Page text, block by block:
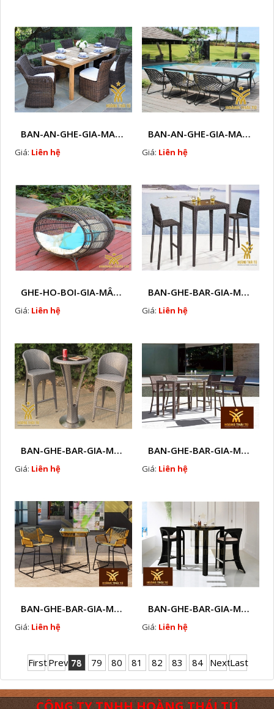
BAN-AN-GHE-GIA-MAY-HTT-B103
Giá: Liên hệ
BAN-AN-GHE-GIA-MAY-HTT-B105
Giá: Liên hệ
GHE-HO-BOI-GIA-MÂY- HTT - HB15
Giá: Liên hệ
BAN-GHE-BAR-GIA-MAY- HTT- GB100
Giá: Liên hệ
BAN-GHE-BAR-GIA-MAY- HTT- GB101
Giá: Liên hệ
BAN-GHE-BAR-GIA-MAY- HTT- GB103
Giá: Liên hệ
BAN-GHE-BAR-GIA-MAY- HTT- GB105
Giá: Liên hệ
BAN-GHE-BAR-GIA-MAY- HTT- GB106
Giá: Liên hệ
FirstPrev 78 79 80 81 82 83 84 NextLast